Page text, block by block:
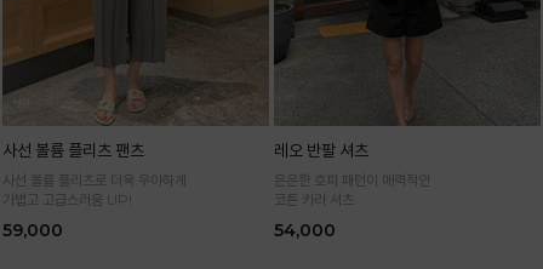
사선 볼륨 플리츠 팬츠
사선 볼륨 플리츠로 더욱 우아하게
가볍고 고급스러움 UP!
59,000
레오 반팔 셔츠
은은한 호피 패턴이 매력적인
코튼 카라 셔츠
54,000